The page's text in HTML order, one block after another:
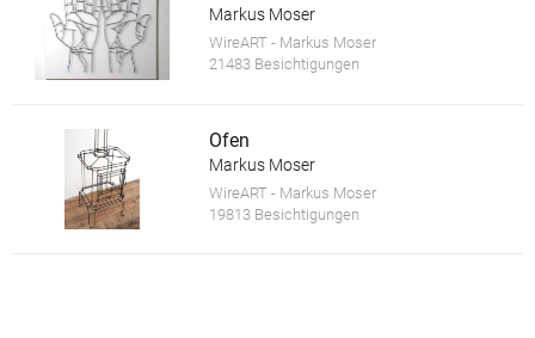
Markus Moser
WireART - Markus Moser
21483 Besichtigungen
Ofen
Markus Moser
WireART - Markus Moser
19813 Besichtigungen